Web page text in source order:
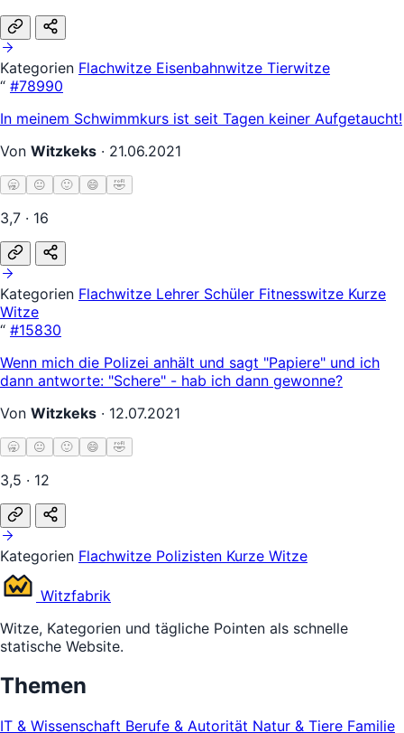
Kategorien Flachwitze Eisenbahnwitze Tierwitze
“ #78990
In meinem Schwimmkurs ist seit Tagen keiner Aufgetaucht!
Von Witzkeks · 21.06.2021
🥱 😐 🙂 😄 🤣
3,7 · 16
Kategorien Flachwitze Lehrer Schüler Fitnesswitze Kurze
Witze
“ #15830
Wenn mich die Polizei anhält und sagt "Papiere" und ich
dann antworte: "Schere" - hab ich dann gewonne?
Von Witzkeks · 12.07.2021
🥱 😐 🙂 😄 🤣
3,5 · 12
Kategorien Flachwitze Polizisten Kurze Witze
Witzfabrik
Witze, Kategorien und tägliche Pointen als schnelle
statische Website.
Themen
IT & Wissenschaft Berufe & Autorität Natur & Tiere Familie